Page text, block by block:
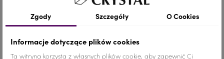
Szczegóły produktu
Kolor Niebieski
Zgody Szczegóły O Cookies
Informacje dotyczące plików cookies
Ta witryna korzysta z własnych plików cookie, aby zapewnić Ci